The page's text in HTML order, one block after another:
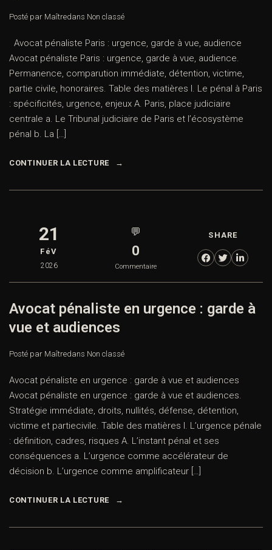
Posté par Maîtredans Non classé
Avocat pénaliste Paris : urgence, garde à vue, audience
Avocat pénaliste Paris : urgence, garde à vue, audience.
Permanence, comparution immédiate, détention, victime,
partie civile, honoraires. Table des matières I. Le pénal à Paris
: spécificités, urgence, enjeux A. Paris, place judiciaire
centrale a. Le Tribunal judiciaire de Paris et l’écosystème
pénal b. La […]
CONTINUER LA LECTURE
21
FéV
2026
💬
0
Commentaire
SHARE
Avocat pénaliste en urgence : garde à
vue et audiences
Posté par Maîtredans Non classé
Avocat pénaliste en urgence : garde à vue et audiences
Avocat pénaliste en urgence : garde à vue et audiences.
Stratégie immédiate, droits, nullités, défense, détention,
victime et partiecivile. Table des matières I. L’urgence pénale
: définition, cadres, risques A. L’instant pénal et ses
conséquences a. L’urgence comme accélérateur de
décision b. L’urgence comme amplificateur […]
CONTINUER LA LECTURE